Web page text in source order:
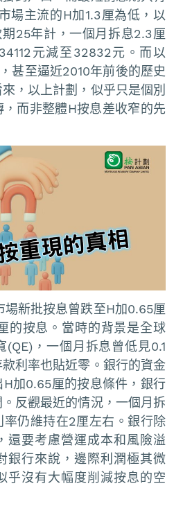
場主流的H加1.3厘為低，以
25年計，一個月拆息2.3厘
元減至32832元。而以
甚至逼近2010年前後的歷史
，以上計劃，似乎只是個別
而非整體H按息差收窄的先
場新批按息曾跌至H加0.65厘
的按息。當時的背景是全球
，一個月拆息曾低見0.1
利率也貼近零。銀行的資金
加0.65厘的按息條件，銀行
反觀最近的情況，一個月拆
率仍維持在2厘左右。銀行除
還要考慮營運成本和風險溢
銀行來說，邊際利潤極其微
乎沒有大幅度削減按息的空